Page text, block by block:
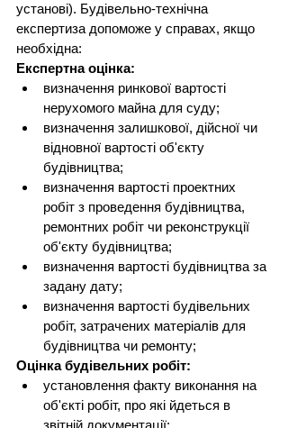
установі). Будівельно-технічна
експертиза допоможе у справах, якщо
необхідна:
Експертна оцінка:
визначення ринкової вартості
нерухомого майна для суду;
визначення залишкової, дійсної чи
відновної вартості об'єкту
будівництва;
визначення вартості проектних
робіт з проведення будівництва,
ремонтних робіт чи реконструкції
об'єкту будівництва;
визначення вартості будівництва за
задану дату;
визначення вартості будівельних
робіт, затрачених матеріалів для
будівництва чи ремонту;
Оцінка будівельних робіт:
установлення факту виконання на
об'єкті робіт, про які йдеться в
звітній документації;